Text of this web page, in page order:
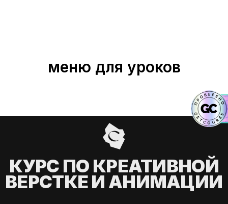
меню для уроков
ВЕРНУТЬСЯ НАЗАД
КУРС ПО КРЕАТИВНОЙ
ВЕРСТКЕ И АНИМАЦИИ
МЕСТ